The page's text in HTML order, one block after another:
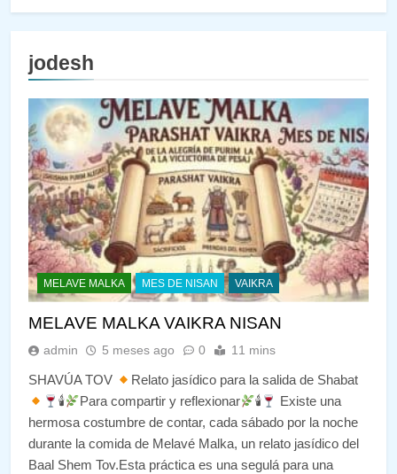
jodesh
MELAVE MALKA MES DE NISAN VAIKRA
MELAVE MALKA VAIKRA NISAN
admin 5 meses ago 0 11 mins
SHAVÚA TOV
Relato jasídico para la salida de Shabat
🕯
Para compartir y reflexionar 🕯
Existe una
hermosa costumbre de contar, cada sábado por la noche
durante la comida de Melavé Malka, un relato jasídico del
Baal Shem Tov.Esta práctica es una segulá para una